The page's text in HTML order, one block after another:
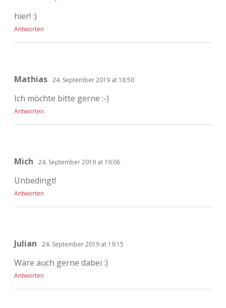
hier! :)
Antworten
Mathias 24. September 2019 at 18:50
Ich möchte bitte gerne :-)
Antworten
Mich 24. September 2019 at 19:06
Unbedingt!
Antworten
Julian 24. September 2019 at 19:15
Wäre auch gerne dabei :)
Antworten